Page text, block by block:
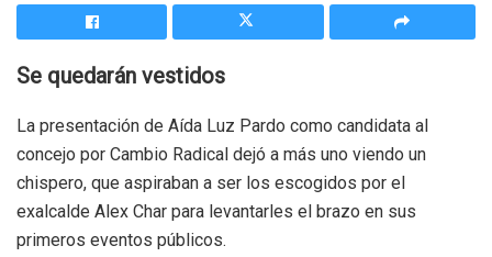
Se quedarán vestidos
La presentación de Aída Luz Pardo como candidata al
concejo por Cambio Radical dejó a más uno viendo un
chispero, que aspiraban a ser los escogidos por el
exalcalde Alex Char para levantarles el brazo en sus
primeros eventos públicos.